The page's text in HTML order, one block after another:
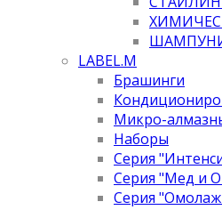
LABEL.M
Брашинги
Микро-
Наборы
Серия
Серия "Мед и
Серия